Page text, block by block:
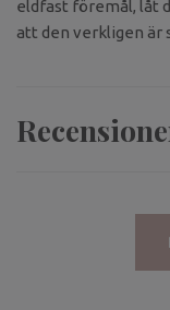
eldfast föremål, låt
att den verkligen är